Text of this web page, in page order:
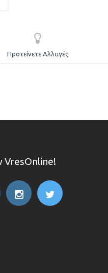
Προτείνετε Αλλαγές
VresOnline!